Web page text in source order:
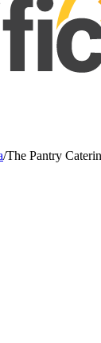
/The Pantry